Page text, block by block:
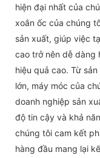
hiện đại nhất của
xoắn ốc của chúng
sản xuất, giúp việc
cao trở nên dễ dàng
hiệu quả cao. Từ
lớn, máy móc của
doanh nghiệp sản
độ tin cậy và khả
chúng tôi cam kết
hàng đầu mang lại